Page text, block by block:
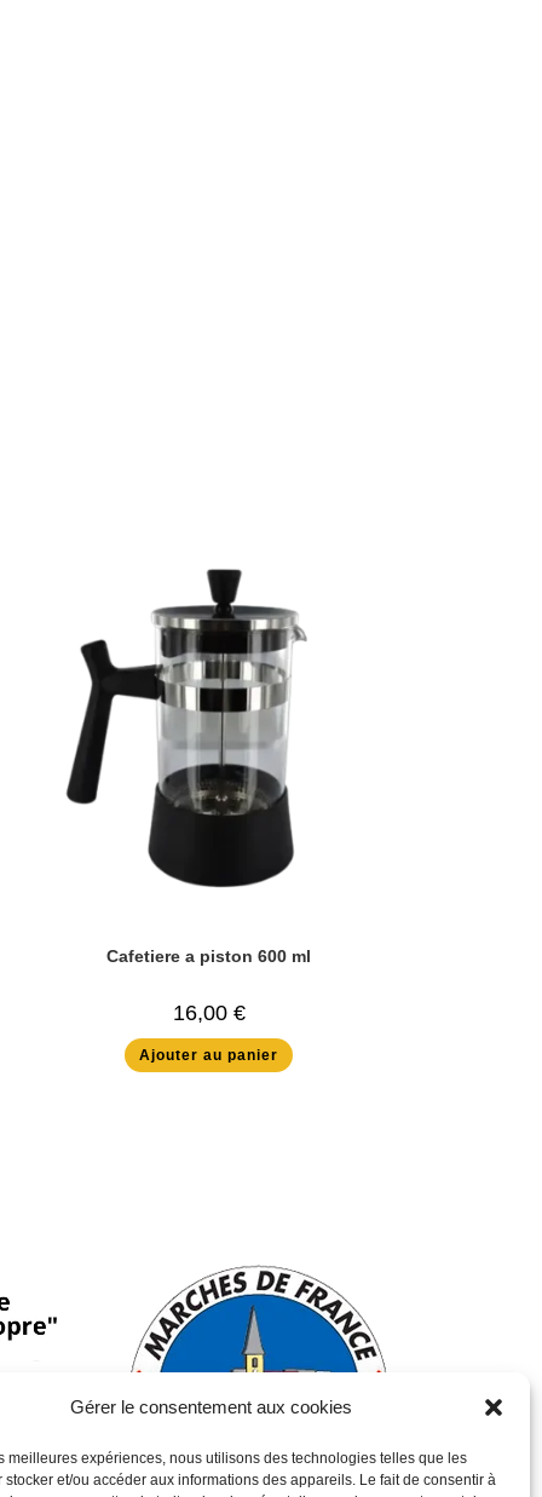
Gérer le consentement aux cookies
meilleures expériences, nous utilisons des technologies telles que les
stocker et/ou accéder aux informations des appareils. Le fait de consentir à
Cafetiere a piston 600 ml
16,00 €
Ajouter au panier